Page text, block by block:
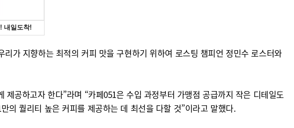
가 지향하는 최적의 커피 맛을 구현하기 위하여 로스팅 챔피언 정민수 로스터와
공하고자 한다”라며 “카페051은 수입 과정부터 가맹점 공급까지 작은 디테일도
의 퀄리티 높은 커피를 제공하는 데 최선을 다할 것”이라고 말했다.